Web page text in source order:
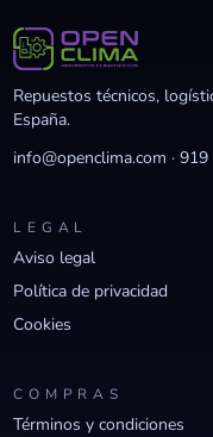
Repuestos técnicos,
España.
info@openclima.com ·919
LEGAL
Aviso legal
Política de privacidad
Cookies
COMPRAS
Términos y condiciones